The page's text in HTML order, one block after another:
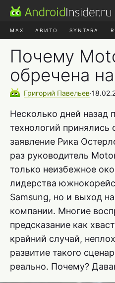
MAX АВИТО SYNTARA
Почему
обречена
Григорий Павельев∙
Несколько дней назад
технологий
заявление Рика
раз руководитель
только неизбежное
лидерства
Samsung, но и выход
компании. Многие
предсказание как
крайний случай,
развитие такого
реально. Почему?